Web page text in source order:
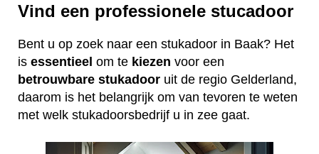
Vind een professionele stucadoor
Bent u op zoek naar een stukadoor in Baak? Het
is essentieel om te kiezen voor een
betrouwbare stukadoor uit de regio Gelderland,
daarom is het belangrijk om van tevoren te weten
met welk stukadoorsbedrijf u in zee gaat.